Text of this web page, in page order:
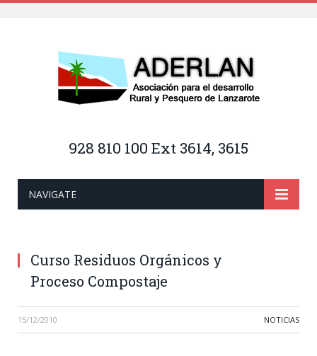
928 810 100 Ext 3614, 3615
NAVIGATE
Curso Residuos Orgánicos y
Proceso Compostaje
15/12/2010 NOTICIAS